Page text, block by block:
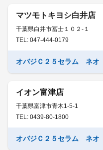
マツモトキヨシ白井店
千葉県白井市冨士１０２-１
TEL: 047-444-0179
オバジＣ２５セラム ネオ
イオン富津店
千葉県富津市青木1-5-1
TEL: 0439-80-1800
オバジＣ２５セラム ネオ